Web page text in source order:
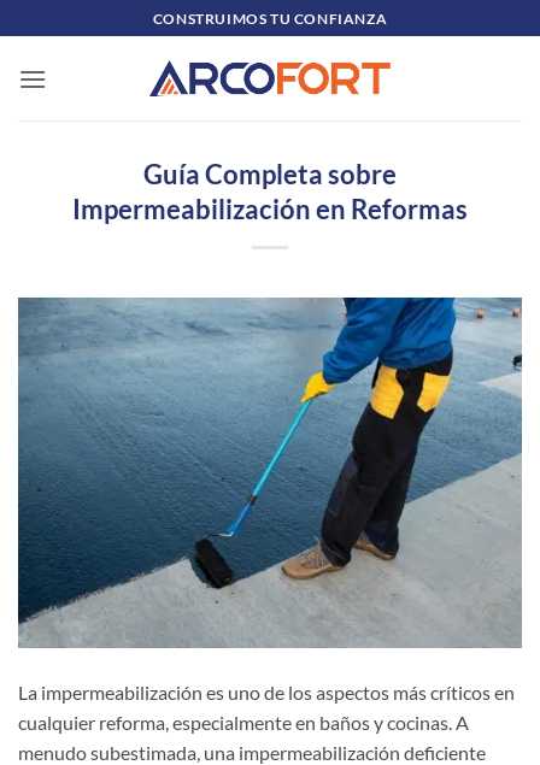
to
content
CONSTRUIMOS TU CONFIANZA
Guía Completa sobre
Impermeabilización en Reformas
La impermeabilización es uno de los aspectos más críticos en
cualquier reforma, especialmente en baños y cocinas. A
menudo subestimada, una impermeabilización deficiente